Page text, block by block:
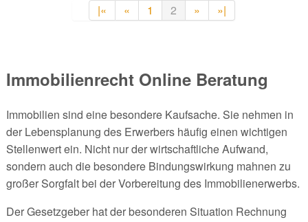
|« « 1 2 » »|
Immobilienrecht Online Beratung
Immobilien sind eine besondere Kaufsache. Sie nehmen in
der Lebensplanung des Erwerbers häufig einen wichtigen
Stellenwert ein. Nicht nur der wirtschaftliche Aufwand,
sondern auch die besondere Bindungswirkung mahnen zu
großer Sorgfalt bei der Vorbereitung des Immobilienerwerbs.
Der Gesetzgeber hat der besonderen Situation Rechnung